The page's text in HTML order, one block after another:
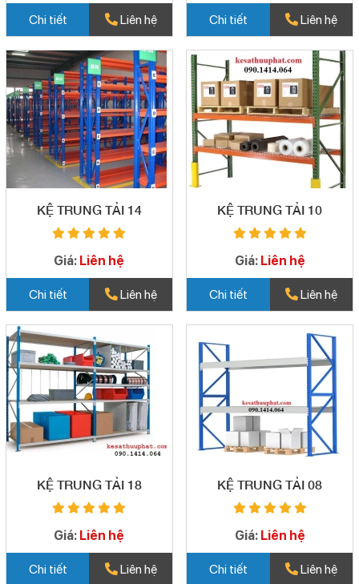
Chi tiết Liên hệ Chi tiết Liên hệ
KỆ TRUNG TẢI 14
Giá: Liên hệ
Chi tiết Liên hệ
KỆ TRUNG TẢI 10
Giá: Liên hệ
Chi tiết Liên hệ
KỆ TRUNG TẢI 18
Giá: Liên hệ
Chi tiết Liên hệ
KỆ TRUNG TẢI 08
Giá: Liên hệ
Chi tiết Liên hệ